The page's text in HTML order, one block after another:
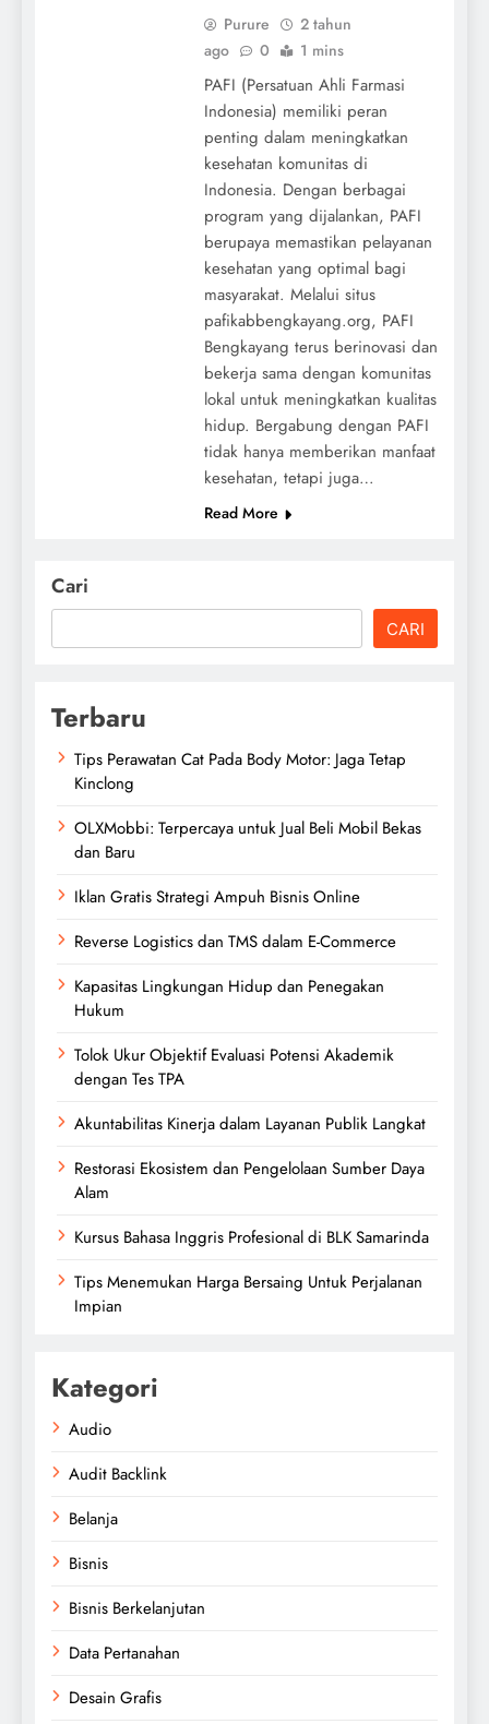
Purure
2 tahun
ago
0 1 mins
PAFI (Persatuan Ahli Farmasi
Indonesia) memiliki peran
penting dalam meningkatkan
kesehatan komunitas di
Indonesia. Dengan berbagai
program yang dijalankan, PAFI
berupaya memastikan pelayanan
kesehatan yang optimal bagi
masyarakat. Melalui situs
pafikabbengkayang.org, PAFI
Bengkayang terus berinovasi dan
bekerja sama dengan komunitas
lokal untuk meningkatkan kualitas
hidup. Bergabung dengan PAFI
tidak hanya memberikan manfaat
kesehatan, tetapi juga…
Read More
Cari
CARI
Terbaru
Tips Perawatan Cat Pada Body Motor: Jaga Tetap
Kinclong
OLXMobbi: Terpercaya untuk Jual Beli Mobil Bekas
dan Baru
Iklan Gratis Strategi Ampuh Bisnis Online
Reverse Logistics dan TMS dalam E-Commerce
Kapasitas Lingkungan Hidup dan Penegakan
Hukum
Tolok Ukur Objektif Evaluasi Potensi Akademik
dengan Tes TPA
Akuntabilitas Kinerja dalam Layanan Publik Langkat
Restorasi Ekosistem dan Pengelolaan Sumber Daya
Alam
Kursus Bahasa Inggris Profesional di BLK Samarinda
Tips Menemukan Harga Bersaing Untuk Perjalanan
Impian
Kategori
Audio
Audit Backlink
Belanja
Bisnis
Bisnis Berkelanjutan
Data Pertanahan
Desain Grafis